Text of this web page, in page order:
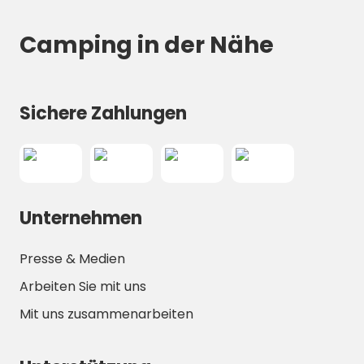
herum ein wenig mehr verbunden zu fühlen.
Camping in der Nähe
Sichere Zahlungen
Unternehmen
Presse & Medien
Arbeiten Sie mit uns
Mit uns zusammenarbeiten